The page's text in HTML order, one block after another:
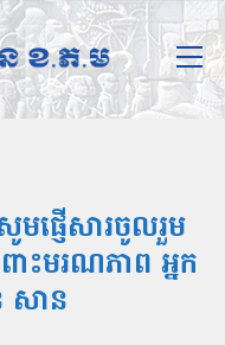
ផ្ញើសារចូលរួម
ោះមរណភាព អ្នក
សាន